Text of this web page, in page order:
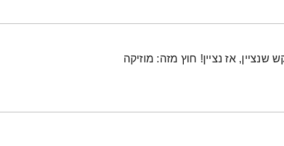
אז נציין! חוץ מזה: מוזיקה